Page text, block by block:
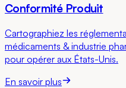
Conformité Produit
Cartographiez les
médicaments & industrie
pour opérer aux États-Unis.
En savoir plus